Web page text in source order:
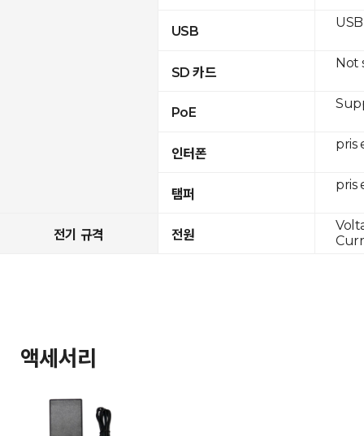
USB
SD 카드
PoE
인터폰
탬퍼
전기 규격 전원
Not
pris
pris
액세서리